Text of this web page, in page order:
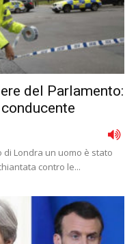
del Parlamento:
di Londra un uomo è stato
contro le...